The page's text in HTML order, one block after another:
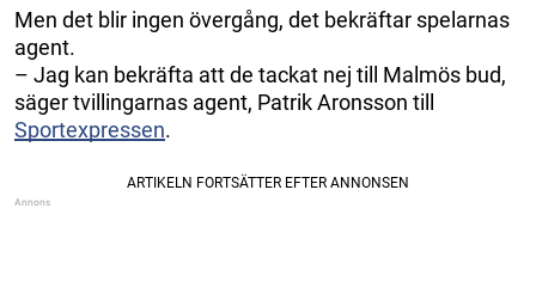
Men det blir ingen övergång, det bekräftar spelarnas
agent.
– Jag kan bekräfta att de tackat nej till Malmös bud,
säger tvillingarnas agent, Patrik Aronsson till
Sportexpressen.